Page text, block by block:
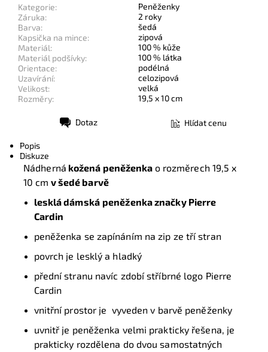
Kategorie:
Peněženky
Záruka:
2 roky
Barva:
šedá
Kapsička na mince:
zipová
Materiál:
100 % kůže
Materiál podšívky:
100 % látka
Orientace:
podélná
Uzavírání:
celozipová
Velikost:
velká
Rozměry:
19,5 x 10 cm
Dotaz Hlídat cenu
Popis
Diskuze
Nádherná kožená peněženka o rozměrech 19,5 x
10 cm v šedé barvě
lesklá dámská peněženka značky Pierre
Cardin
peněženka se zapínáním na zip ze tří stran
povrch je lesklý a hladký
přední stranu navíc zdobí stříbrné logo Pierre
Cardin
vnitřní prostor je vyveden v barvě peněženky
uvnitř je peněženka velmi prakticky řešena, je
prakticky rozdělena do dvou samostatných